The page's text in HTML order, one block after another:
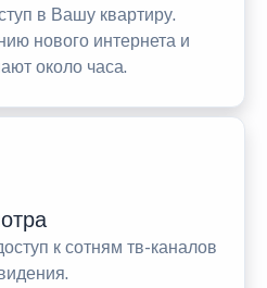
в Вашу квартиру.
нового интернета и
около часа.
к сотням тв-каналов